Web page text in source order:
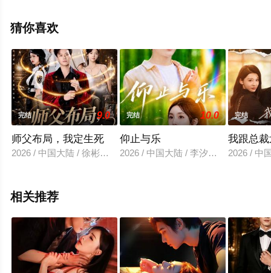
瓣电视剧、电视猫或剧情网等平台了解。
猜你喜欢
完结 9.0
师父布局，我定生死
2026 / 中国大陆 / 徐彬兵＆孔悦城＆孙浩峰＆包美美
完结 10.0
仰止与乐
2026 / 中国大陆 / 李汐溦＆马骁凡
完结
我跟总
2026 / 中
相关推荐